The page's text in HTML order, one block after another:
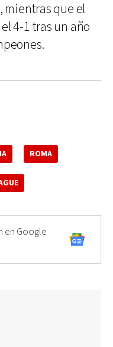
mientras que el
4-1 tras un año
ROMA
en Google